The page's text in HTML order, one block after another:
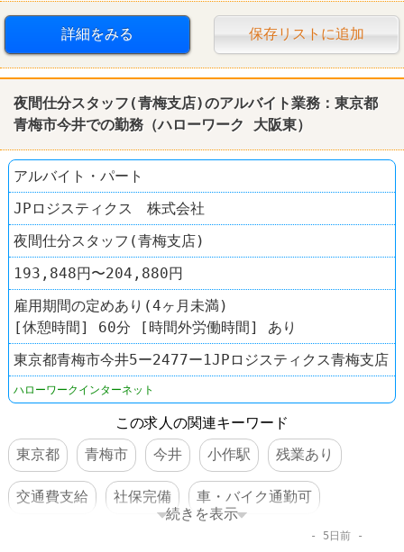
詳細をみる 保存リストに追加
夜間仕分スタッフ(青梅支店)のアルバイト業務：東京都
青梅市今井での勤務（ハローワーク 大阪東）
アルバイト・パート
JPロジスティクス 株式会社
夜間仕分スタッフ(青梅支店)
193,848円〜204,880円
雇用期間の定めあり(4ヶ月未満)
[休憩時間] 60分 [時間外労働時間] あり
東京都青梅市今井5ー2477ー1JPロジスティクス青梅支店
ハローワークインターネット
この求人の関連キーワード
東京都
青梅市 今井 小作駅 残業あり
交通費支給 社保完備 車・バイク通勤可
続きを表示
5日前